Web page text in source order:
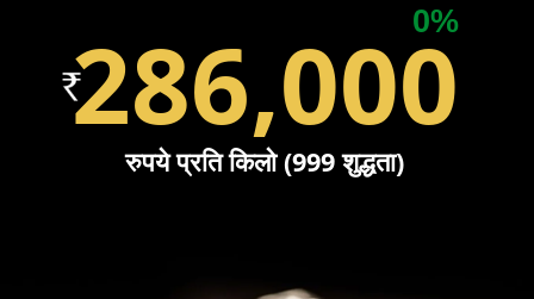
0%
286,000
रुपये प्रति किलो (999 शुद्धता)